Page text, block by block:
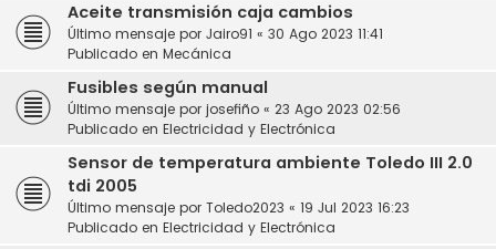
Aceite transmisión caja cambios
Último mensaje por Jairo91 « 30 Ago 2023 11:41
Publicado en Mecánica
Fusibles según manual
Último mensaje por josefiño « 23 Ago 2023 02:56
Publicado en Electricidad y Electrónica
Sensor de temperatura ambiente Toledo III 2.0
tdi 2005
Último mensaje por Toledo2023 « 19 Jul 2023 16:23
Publicado en Electricidad y Electrónica